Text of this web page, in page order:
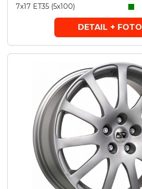
7x17 ET35 (5x100)
DETAIL + FOTO